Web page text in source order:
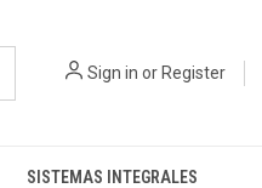
Sign in orRegister
SISTEMAS INTEGRALES